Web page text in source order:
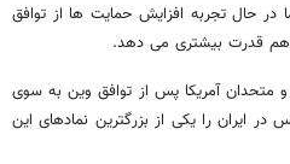
در حال تجربه افزایش حمایت ها از توافق
هم قدرت بیشتری می دهد.
و متحدان آمریکا پس از توافق وین به سوی
در ایران را یکی از بزرگترین نمادهای این